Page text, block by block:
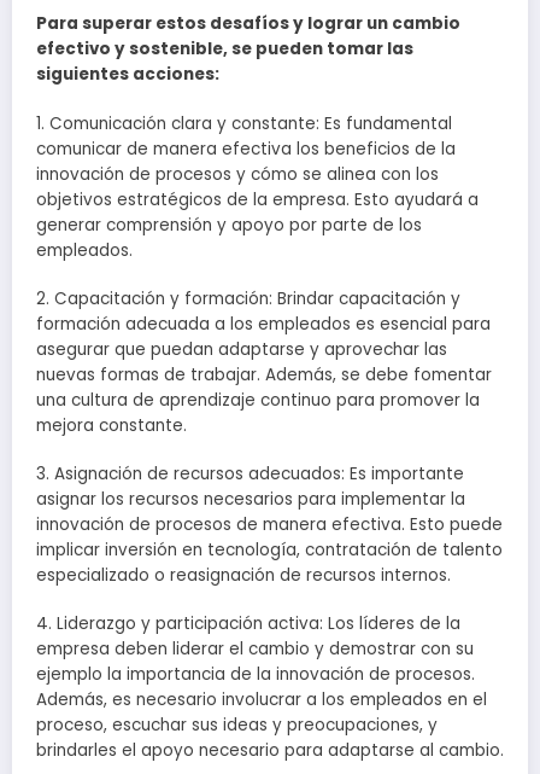
Para superar estos desafíos y lograr un cambio
efectivo y sostenible, se pueden tomar las
siguientes acciones:
1. Comunicación clara y constante: Es fundamental
comunicar de manera efectiva los beneficios de la
innovación de procesos y cómo se alinea con los
objetivos estratégicos de la empresa. Esto ayudará a
generar comprensión y apoyo por parte de los
empleados.
2. Capacitación y formación: Brindar capacitación y
formación adecuada a los empleados es esencial para
asegurar que puedan adaptarse y aprovechar las
nuevas formas de trabajar. Además, se debe fomentar
una cultura de aprendizaje continuo para promover la
mejora constante.
3. Asignación de recursos adecuados: Es importante
asignar los recursos necesarios para implementar la
innovación de procesos de manera efectiva. Esto puede
implicar inversión en tecnología, contratación de talento
especializado o reasignación de recursos internos.
4. Liderazgo y participación activa: Los líderes de la
empresa deben liderar el cambio y demostrar con su
ejemplo la importancia de la innovación de procesos.
Además, es necesario involucrar a los empleados en el
proceso, escuchar sus ideas y preocupaciones, y
brindarles el apoyo necesario para adaptarse al cambio.